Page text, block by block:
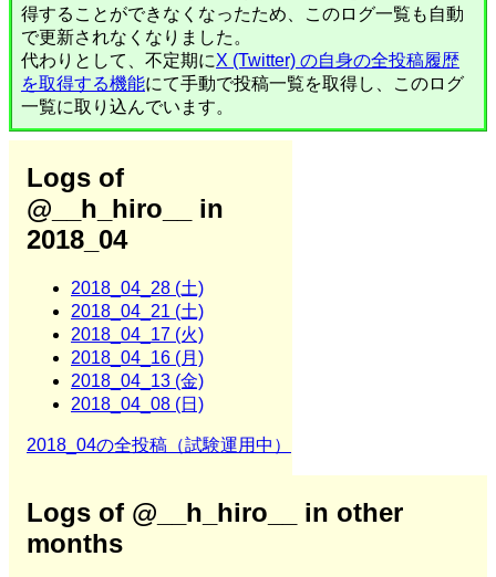
得することができなくなったため、このログ一覧も自動
で更新されなくなりました。
代わりとして、不定期にX (Twitter) の自身の全投稿履歴
を取得する機能にて手動で投稿一覧を取得し、このログ
一覧に取り込んでいます。
Logs of
@__h_hiro__ in
2018_04
2018_04_28 (土)
2018_04_21 (土)
2018_04_17 (火)
2018_04_16 (月)
2018_04_13 (金)
2018_04_08 (日)
2018_04の全投稿（試験運用中）
Logs of @__h_hiro__ in other
months